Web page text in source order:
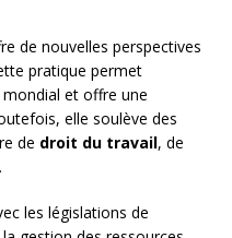
de nouvelles perspectives
pratique permet
mondial et offre une
elle soulève des
de droit du travail, de
.
les législations de